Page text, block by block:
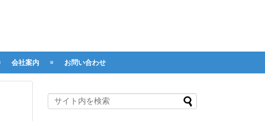
会社案内 お問い合わせ